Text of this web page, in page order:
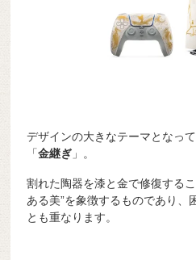
デザインの大きなテーマとなっ
「金継ぎ 」。
割れた陶器を漆と金で修復する
ある美”を象徴するものであり、
とも重なります。